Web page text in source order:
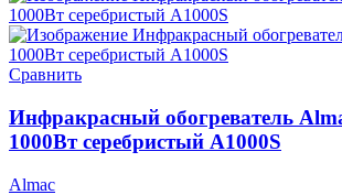
Сравнить
Инфракрасный обогреватель
1000Вт серебристый A1000S
Almac